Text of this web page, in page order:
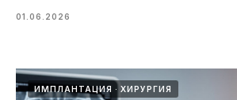
01.06.2026
ИМПЛАНТАЦИЯ ХИРУРГИЯ